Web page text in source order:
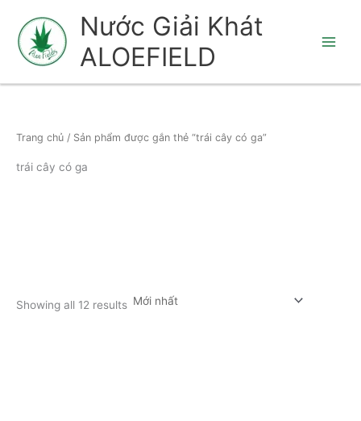
Nước Giải Khát
ALOEFIELD
Trang chủ / Sản phẩm được gắn thẻ “trái cây có ga”
trái cây có ga
Showing all 12 results